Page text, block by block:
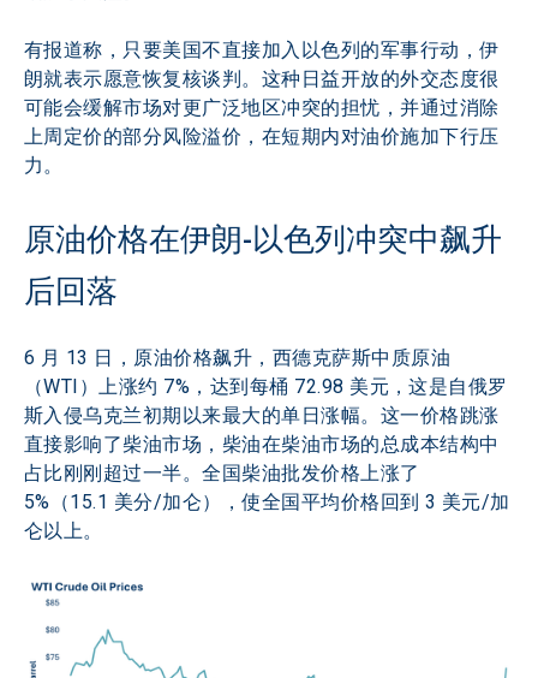
有报道称，只要美国不直接加入以色列的军事行动，伊
朗就表示愿意恢复核谈判。这种日益开放的外交态度很
可能会缓解市场对更广泛地区冲突的担忧，并通过消除
上周定价的部分风险溢价，在短期内对油价施加下行压
力。
原油价格在伊朗-以色列冲突中飙升
后回落
6 月 13 日，原油价格飙升，西德克萨斯中质原油
（WTI）上涨约 7%，达到每桶 72.98 美元，这是自俄罗
斯入侵乌克兰初期以来最大的单日涨幅。这一价格跳涨
直接影响了柴油市场，柴油在柴油市场的总成本结构中
占比刚刚超过一半。全国柴油批发价格上涨了
5%（15.1 美分/加仑），使全国平均价格回到 3 美元/加
仑以上。